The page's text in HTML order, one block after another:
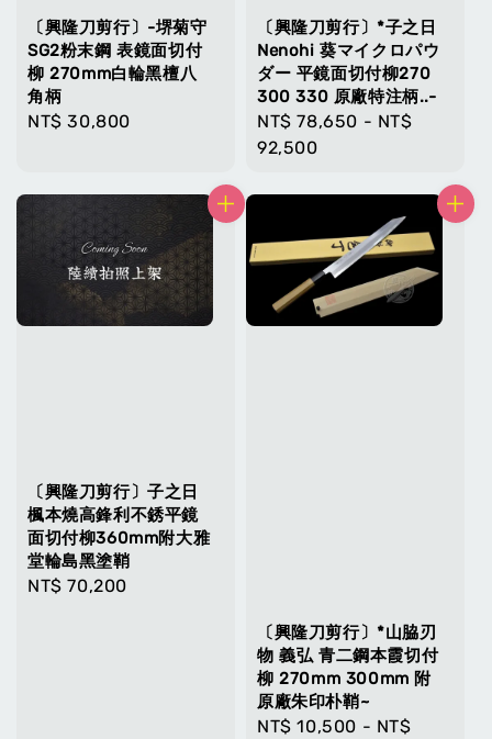
〔興隆刀剪行〕-堺菊守
SG2粉末鋼 表鏡面切付
柳 270mm白輪黑檀八
角柄
Regular
NT$ 30,800
〔興隆刀剪行〕*子之日
Nenohi 葵マイクロパウ
ダー 平鏡面切付柳270
300 330 原廠特注柄..-
Regular
price
NT$ 78,650 - NT$
92,500
〔興隆刀剪行〕子之日
楓本燒高鋒利不銹平鏡
面切付柳360mm附大雅
堂輪島黑塗鞘
Regular
NT$ 70,200
〔興隆刀剪行〕*山脇刃
物 義弘 青二鋼本霞切付
柳 270mm 300mm 附
原廠朱印朴鞘~
Regular
NT$ 10,500 - NT$